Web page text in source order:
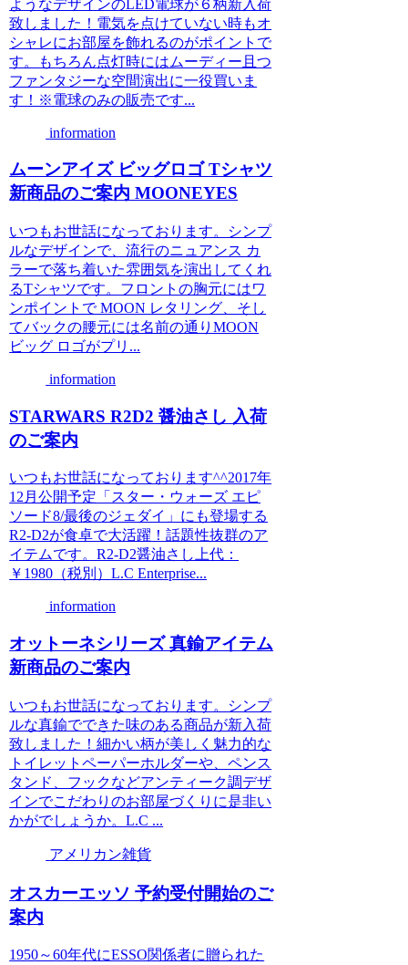
ようなデザインのLED電球が６柄新入荷
致しました！電気を点けていない時もオ
シャレにお部屋を飾れるのがポイントで
す。もちろん点灯時にはムーディー且つ
ファンタジーな空間演出に一役買いま
す！※電球のみの販売です...
information
ムーンアイズ ビッグロゴ Tシャツ
新商品のご案内 MOONEYES
いつもお世話になっております。シンプ
ルなデザインで、流行のニュアンス カ
ラーで落ち着いた雰囲気を演出してくれ
るTシャツです。フロントの胸元にはワ
ンポイントで MOON レタリング、そし
てバックの腰元には名前の通りMOON
ビッグ ロゴがプリ...
information
STARWARS R2D2 醤油さし 入荷
のご案内
いつもお世話になっております^^2017年
12月公開予定「スター・ウォーズ エピ
ソード8/最後のジェダイ」にも登場する
R2-D2が食卓で大活躍！話題性抜群のア
イテムです。R2-D2醤油さし上代：
￥1980（税別）L.C Enterprise...
information
オットーネシリーズ 真鍮アイテム
新商品のご案内
いつもお世話になっております。シンプ
ルな真鍮でできた味のある商品が新入荷
致しました！細かい柄が美しく魅力的な
トイレットペーパーホルダーや、ペンス
タンド、フックなどアンティーク調デザ
インでこだわりのお部屋づくりに是非い
かがでしょうか。L.C ...
アメリカン雑貨
オスカーエッソ 予約受付開始のご
案内
1950～60年代にESSO関係者に贈られた